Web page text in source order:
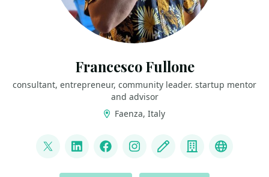
Francesco Fullone
consultant, entrepreneur, community leader. startup mentor
and advisor
Faenza, Italy
@fulloLinkedInFacebookInstagram
Blog Company
GSF